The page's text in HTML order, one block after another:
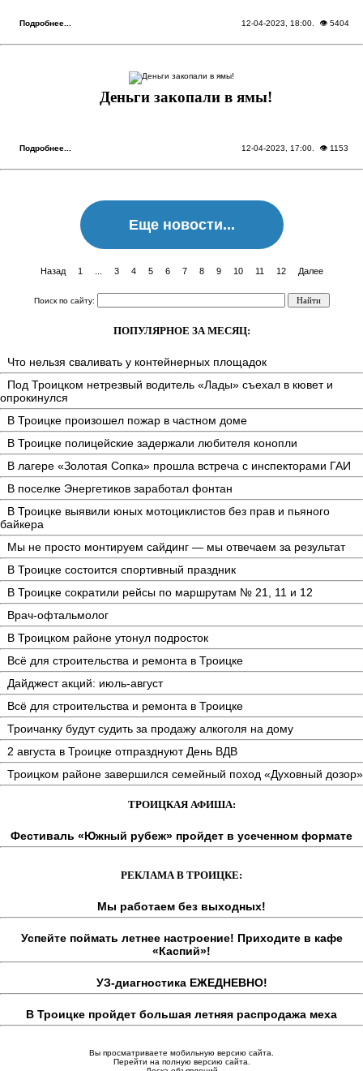
Подробнее... 12-04-2023, 18:00. 👁 5404
Деньги закопали в ямы!
Подробнее... 12-04-2023, 17:00 . 👁 1153
Еще новости...
Назад 1 3 4 5 6 7 8 9 10 11 12 Далее
Поиск по сайту:
ПОПУЛЯРНОЕ ЗА МЕСЯЦ:
Что нельзя сваливать у контейнерных площадок
Под Троицком нетрезвый водитель «Лады» съехал в кювет и
опрокинулся
В Троицке произошел пожар в частном доме
В Троицке полицейские задержали любителя конопли
В лагере «Золотая Сопка» прошла встреча с инспекторами ГАИ
В поселке Энергетиков заработал фонтан
В Троицке выявили юных мотоциклистов без прав и пьяного
байкера
Мы не просто монтируем сайдинг — мы отвечаем за результат
В Троицке состоится спортивный праздник
В Троицке сократили рейсы по маршрутам № 21, 11 и 12
Врач-офтальмолог
В Троицком районе утонул подросток
Всё для строительства и ремонта в Троицке
Дайджест акций: июль-август
Всё для строительства и ремонта в Троицке
Троичанку будут судить за продажу алкоголя на дому
2 августа в Троицке отпразднуют День ВДВ
Троицком районе завершился семейный поход «Духовный дозор»
ТРОИЦКАЯ АФИША:
Фестиваль «Южный рубеж» пройдет в усеченном формате
РЕКЛАМА В ТРОИЦКЕ:
Мы работаем без выходных!
Успейте поймать летнее настроение! Приходите в кафе
«Каспий»!
УЗ-диагностика ЕЖЕДНЕВНО!
В Троицке пройдет большая летняя распродажа меха
Вы просматриваете мобильную версию сайта.
Перейти на полную версию сайта.